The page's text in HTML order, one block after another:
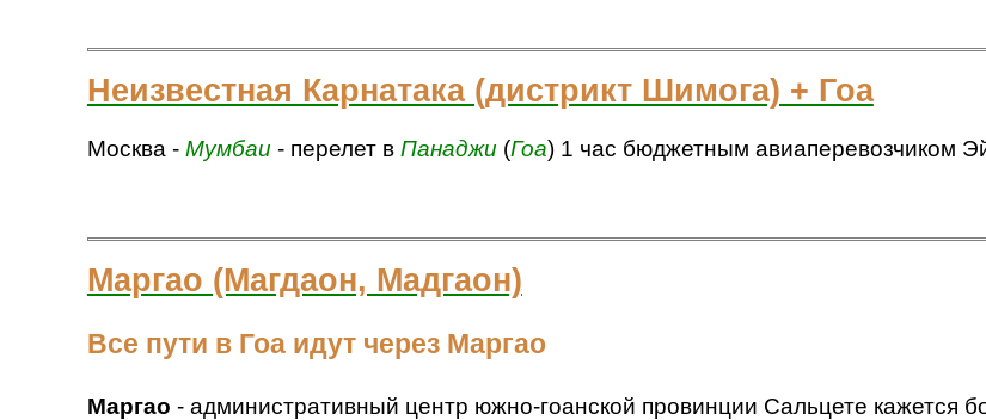
Неизвестная Карнатака (дистрикт Шимога) + Гоа
Москва - Мумбаи - перелет в Панаджи (Гоа) 1 час бюджетным авиаперевозчиком
Маргао (Магдаон, Мадгаон)
Все пути в Гоа идут через Маргао
Маргао - административный центр южно-гоанской провинции Сальцете кажется